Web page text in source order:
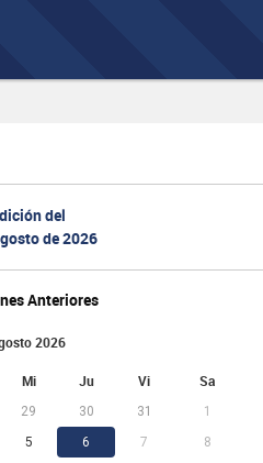
del
de 2026
Anteriores
2026
Mi Ju Vi Sa
29 30 31
1
5 6 7
8